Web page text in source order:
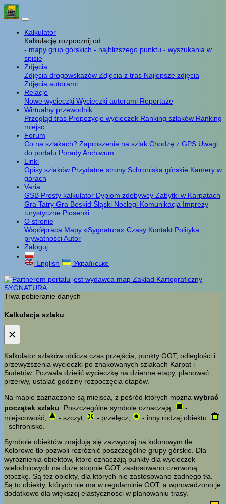
Kalkulator
Kalkulację rozpocznij od:
- mapy grup górskich - najbliższego punktu - wyszukania w
spisie
Zdjęcia
Zdjęcia drogowskazów Zdjęcia z tras Najlepsze zdjęcia
Zdjęcia autorami
Relacje
Nowe wycieczki Wycieczki autorami Reportaże
Wirtualny przewodnik
Przegląd tras Propozycje wycieczek Ranking szlaków Ranking
miejsc
Forum
Co na szlakach? Zaproszenia na szlak Chodzę z GPS Uwagi
do portalu PoradyArchiwum
Linki
Opisy szlaków Przydatne strony Schroniska górskie Kamery w
górach
Varia
GSB Prosty kalkulator Dyplom zdobywcy Zabytki w Karpatach
Gra Tatry Gra Beskid Śląski Noclegi Komunikacja Imprezy
turystyczne Piosenki
O stronie
Współpraca Mapy «Sygnatura» Czasy Kontakt Polityka
prywatnościAutor
Zaloguj
English
Українське
Trwa pobieranie danych
Kalkulacja szlaku
×
Kalkulator szlaków oblicza czas przejścia, punkty GOT, odległości i
przewyższenia wycieczki po znakowanych szlakach Karpat i
Sudetów. Pozwala dzielić wycieczkę na dzienne etapy, planować
przerwy, ustalać godziny rozpoczęcia etapów.
Na mapie zaznaczone są miejsca, z pośród których można wybrać
początek szlaku . Poszczególne symbole oznaczają:
-
miejscowość,
- szczyt, - przełęcz,
- inny rodzaj obiektu.
- schronisko.
Symbole obiektów znajdują się zazwyczaj na kolorowym tle.
Kolorowe tło pozwoli rozróżnić poszczególne grupy górskie. Dla
wyróżnienia obiektów, które oznaczają punkty dla wycieczek
wielodniowych na duże stopnie GOT zastosowano czerwoną
otoczkę. Są też obiekty, dla których nie zastosowano żadnego tła.
Są to obiekty, których nie ma w regulaminie GOT, a wprowadzono je
dodatkowo dla większej elastyczności w planowaniu trasy.